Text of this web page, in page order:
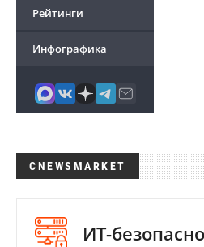
Рейтинги
Инфографика
CNEWSMARKET
ИТ-